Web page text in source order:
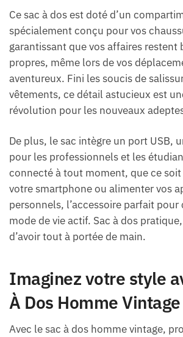
Ce sac à dos est doté d’un
spécialement conçu pour vos
garantissant que vos affaires restent
propres, même lors de vos
aventureux. Fini les soucis de
vêtements, ce détail astucieux est
révolution pour les nouveaux
De plus, le sac intègre un port USB,
pour les professionnels et les
connecté à tout moment, que ce
votre smartphone ou alimenter vos
personnels, l’accessoire parfait
mode de vie actif. Sac à dos
d’avoir tout à portée de main.
Imaginez votre style
À Dos Homme Vintage
Avec le sac à dos homme vintage,